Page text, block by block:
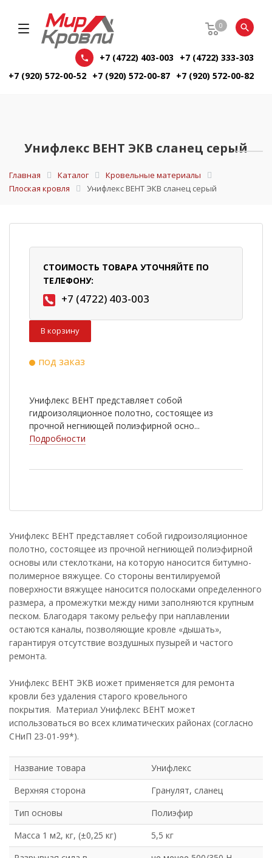
0
+7 (4722) 403-003
+7 (4722) 333-303
+7 (920) 572-00-52 +7 (920) 572-00-87 +7 (920) 572-00-82
Унифлекс ВЕНТ ЭКВ сланец серый
Главная Каталог
Кровельные материалы
Плоская кровля
Унифлекс ВЕНТ ЭКВ сланец серый
СТОИМОСТЬ ТОВАРА УТОЧНЯЙТЕ ПО
ТЕЛЕФОНУ:
+7 (4722) 403-003
В корзину
под заказ
Унифлекс ВЕНТ представляет собой
гидроизоляционное полотно, состоящее из
прочной негниющей полиэфирной осно...
Подробности
Унифлекс ВЕНТ представляет собой гидроизоляционное
полотно, состоящее из прочной негниющей полиэфирной
основы или стеклоткани, на которую наносится битумно-
полимерное вяжущее. Со стороны вентилируемой
поверхности вяжущее наносится полосками определенного
размера, а промежутки между ними заполняются крупным
песком. Благодаря такому рельефу при наплавлении
остаются каналы, позволяющие кровле «дышать»,
гарантируя отсутствие воздушных пузырей и частого
ремонта.
Унифлекс ВЕНТ ЭКВ иожет применяется для ремонта
кровли без удаления старого кровельного
покрытия. Материал Унифлекс ВЕНТ может
использоваться во всех климатических районах (согласно
СНиП 23-01-99*).
Название товара
Унифлекс
Верхняя сторона
Гранулят, сланец
Тип основы
Полиэфир
Масса 1 м2, кг, (±0,25 кг)
5,5 кг